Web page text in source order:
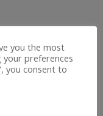
you the most
preferences
you consent to